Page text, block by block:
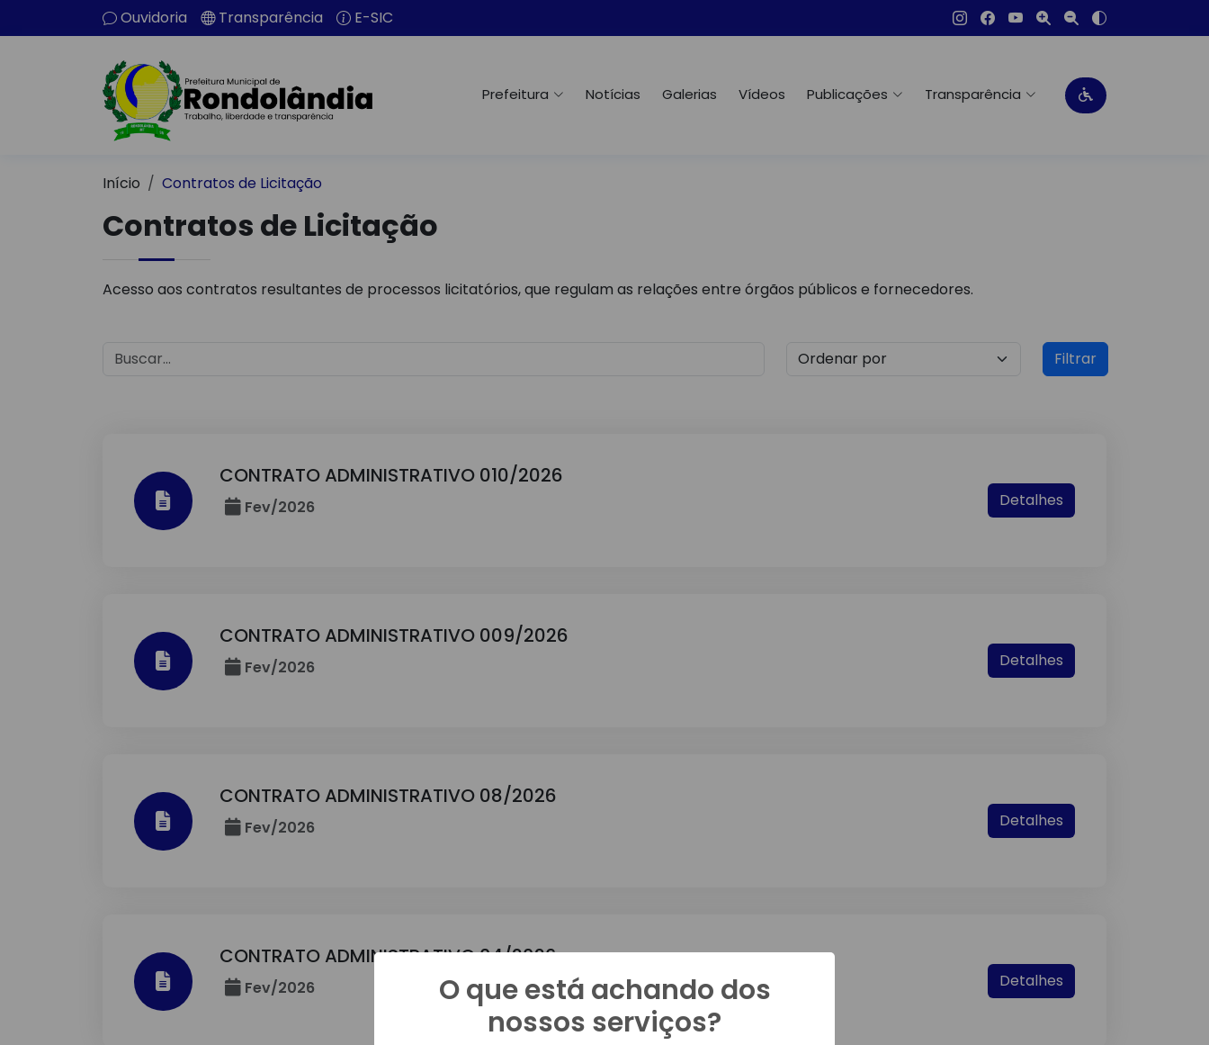
Ouvidoria Transparência E-SIC
Prefeitura Notícias Galerias Vídeos Publicações Transparência
Início Contratos de Licitação
Contratos de Licitação
Acesso aos contratos resultantes de processos licitatórios, que regulam as relações entre órgãos públicos e fornecedores.
Filtrar
CONTRATO ADMINISTRATIVO 010/2026
Fev/2026 Detalhes
CONTRATO ADMINISTRATIVO 009/2026
Fev/2026 Detalhes
CONTRATO ADMINISTRATIVO 08/2026
Fev/2026 Detalhes
CONTRATO ADMINISTRATIVO 04/2026
Fev/2026 Detalhes
O que está achando dos
nossos serviços?